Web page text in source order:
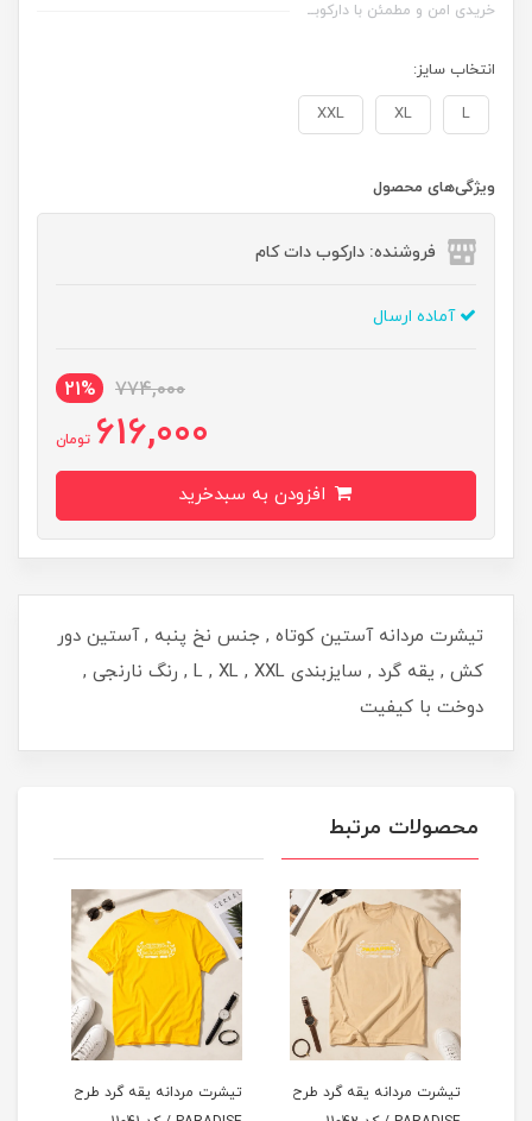
خریدی امن و مطمئن با دارکوبــ
انتخاب سایز:
L
XL
XXL
ویژگی‌های محصول
فروشنده: دارکوب دات کام
آماده ارسال
774,000
21%
616,000 تومان
تیشرت مردانه آستین کوتاه , جنس نخ پنبه , آستین دور
کش , یقه گرد , سایزبندی L , XL , XXL , رنگ نارنجی ,
دوخت با کیفیت
محصولات مرتبط
تیشرت مردانه یقه گرد طرح
تیشرت مردانه یقه گرد طرح